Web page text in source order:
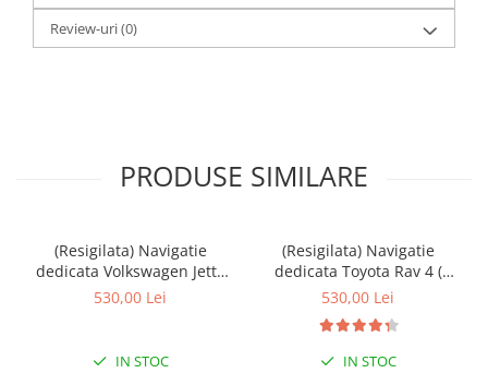
Review-uri(0)
PRODUSE SIMILARE
(Resigilata) Navigatie
dedicata Volkswagen Jetta
IV 2011 - 2018, 2GB RAM
Carplay, Android 14,
530,00 Lei
IN STOC
(Resigilata) Navigatie
dedicata Toyota Rav 4 (
2007 - 2013 ), 2GB RAM
Display 9" IPS Full HD,
Carplay, Android 13,
530,00 Lei
IN STOC